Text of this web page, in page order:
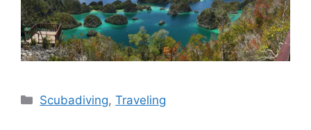
Kategorien
Scubadiving,Traveling